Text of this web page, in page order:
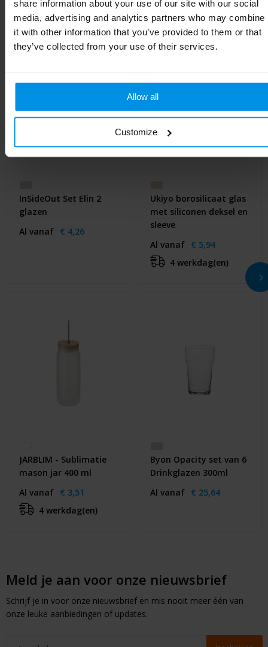
share information about your use of our site with our social
media, advertising and analytics partners who may combine
it with other information that you’ve provided to them or that
they’ve collected from your use of their services.
Allow all
Customize
InSideOut Set Elin 2
glazen
Al vanaf € 4,26
Ukiyo borosilicaat glas
met siliconen deksel en
sleeve
Al vanaf € 5,94
4 werkdag(en)
JARBLIM - Sublimatie
mason jar 400 ml
Al vanaf € 3,51
4 werkdag(en)
Byon Opacity set van 6
Drinkglazen 300ml
Al vanaf € 25,64
Meld je aan voor onze nieuwsbrief
Schrijf je in voor onze nieuwsbrief en mis nooit meer één van
onze leuke aanbiedingen of updates.